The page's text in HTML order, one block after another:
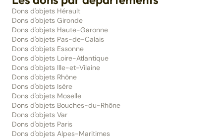
Dons d'objets Hérault
Dons d'objets Gironde
Dons d'objets Haute-Garonne
Dons d'objets Pas-de-Calais
Dons d'objets Essonne
Dons d'objets Loire-Atlantique
Dons d'objets Ille-et-Vilaine
Dons d'objets Rhône
Dons d'objets Isère
Dons d'objets Moselle
Dons d'objets Bouches-du-Rhône
Dons d'objets Var
Dons d'objets Paris
Dons d'objets Alpes-Maritimes